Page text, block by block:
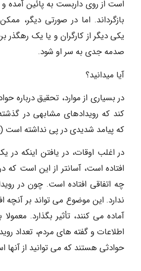
است از روی داربست به پائین آمده و
بازگرداند. اما در صورتی دیگر،
یکی دیگر از کارگران و یا یک رهگذر
صدمه جدی به سر او شود.
آیا میدانید؟
در بسیاری از موارد، تحقیق درباره
کند که رویدادهای مشابهی در
که پیامد شدیدی در پی نداشته است
در اغلب اوقات، در یافتن اینکه در
افتاده است، آسانتر از این است که
چه اتفاقی افتاده است. چون در
ندارد. این موضوع می تواند بر آنچه
آماده می کنند، تأثیر بگذارد.
اطلاعات و گفته های مردم، تعداد
حوادثی هستند که می توانید از آنها